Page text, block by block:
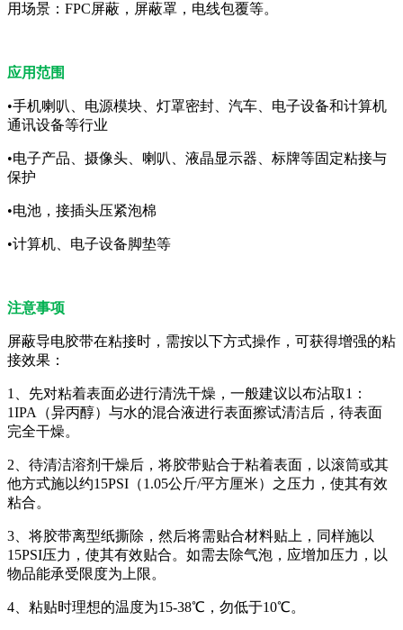
用场景：FPC屏蔽，屏蔽罩，电线包覆等。
应用范围
•手机喇叭、电源模块、灯罩密封、汽车、电子设备和计算机
通讯设备等行业
•电子产品、摄像头、喇叭、液晶显示器、标牌等固定粘接与
保护
•电池，接插头压紧泡棉
•计算机、电子设备脚垫等
注意事项
屏蔽导电胶带在粘接时，需按以下方式操作，可获得增强的粘
接效果：
1、先对粘着表面必进行清洗干燥，一般建议以布沾取1：
1IPA（异丙醇）与水的混合液进行表面擦试清洁后，待表面
完全干燥。
2、待清洁溶剂干燥后，将胶带贴合于粘着表面，以滚筒或其
他方式施以约15PSI（1.05公斤/平方厘米）之压力，使其有效
粘合。
3、将胶带离型纸撕除，然后将需贴合材料贴上，同样施以
15PSI压力，使其有效贴合。如需去除气泡，应增加压力，以
物品能承受限度为上限。
4、粘贴时理想的温度为15-38℃，勿低于10℃。